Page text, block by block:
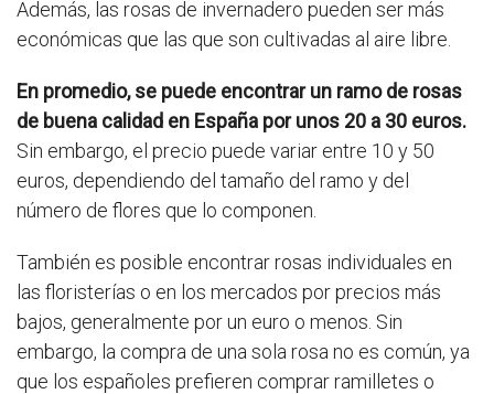
Además, las rosas de invernadero pueden ser más
económicas que las que son cultivadas al aire libre.
En promedio, se puede encontrar un ramo de rosas
de buena calidad en España por unos 20 a 30 euros.
Sin embargo, el precio puede variar entre 10 y 50
euros, dependiendo del tamaño del ramo y del
número de flores que lo componen.
También es posible encontrar rosas individuales en
las floristerías o en los mercados por precios más
bajos, generalmente por un euro o menos. Sin
embargo, la compra de una sola rosa no es común, ya
que los españoles prefieren comprar ramilletes o